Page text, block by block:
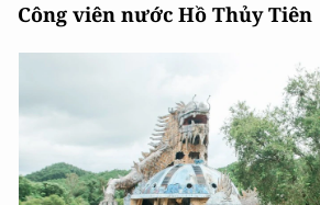
Công viên nước Hồ Thủy Tiên